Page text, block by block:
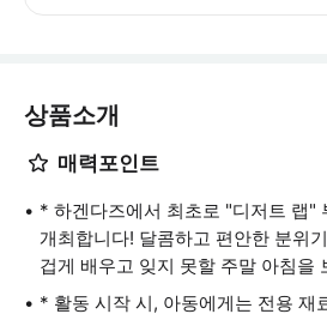
상품소개
매력포인트
* 하겐다즈에서 최초로 "디저트 랩"
개최합니다! 달콤하고 편안한 분위
겁게 배우고 잊지 못할 주말 아침을
* 활동 시작 시, 아동에게는 전용 재